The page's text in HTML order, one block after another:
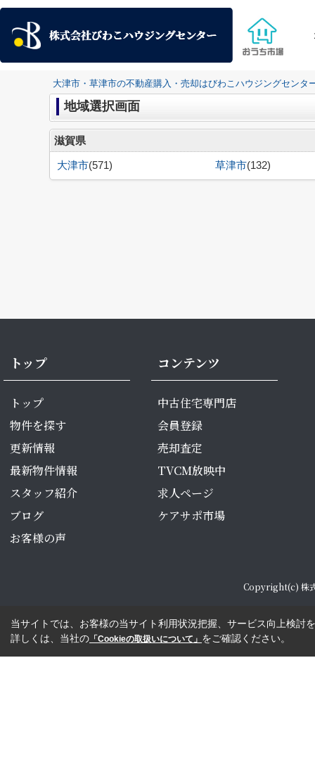
大津市・草津市の不動産購入・売却はびわこハウジングセンタ
地域選択画面
滋賀県
大津市(571) 草津市(132)
トップ
トップ
物件を探す
更新情報
最新物件情報
スタッフ紹介
ブログ
お客様の声
コンテンツ
中古住宅専門店
会員登録
売却査定
TVCM放映中
求人ページ
ケアサポ市場
Copyright(c) 株
当サイトでは、お客様の当サイト利用状況把握、サービス向上検討
詳しくは、当社の 「Cookieの取扱いについて」 をご確認ください。